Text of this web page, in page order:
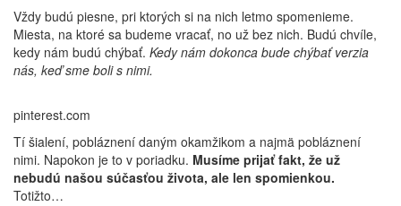
Vždy budú piesne, pri ktorých si na nich letmo spomenieme.
Miesta, na ktoré sa budeme vracať, no už bez nich. Budú chvíle,
kedy nám budú chýbať. Kedy nám dokonca bude chýbať verzia
nás, keď sme boli s nimi.
pinterest.com
Tí šialení, pobláznení daným okamžikom a najmä pobláznení
nimi. Napokon je to v poriadku. Musíme prijať fakt, že už
nebudú našou súčasťou života, ale len spomienkou.
Totižto…